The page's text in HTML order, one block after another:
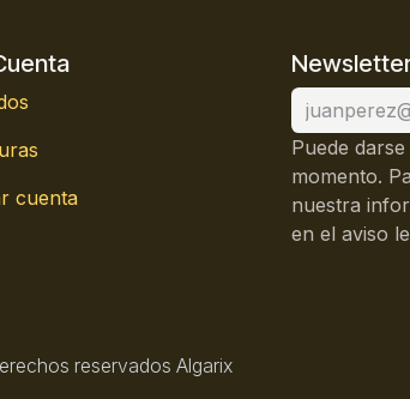
Puede
momento.
nuestra
en el aviso
reservados Algarix
cuenta